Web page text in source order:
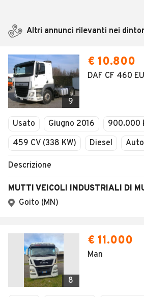
Altri annunci rilevanti nei
9
€ 10.800
DAF CF 460
Usato Giugno 2016
900.000
459 CV (338 KW)
Diesel
Descrizione
Goito (MN)
8
€ 11.000
Man